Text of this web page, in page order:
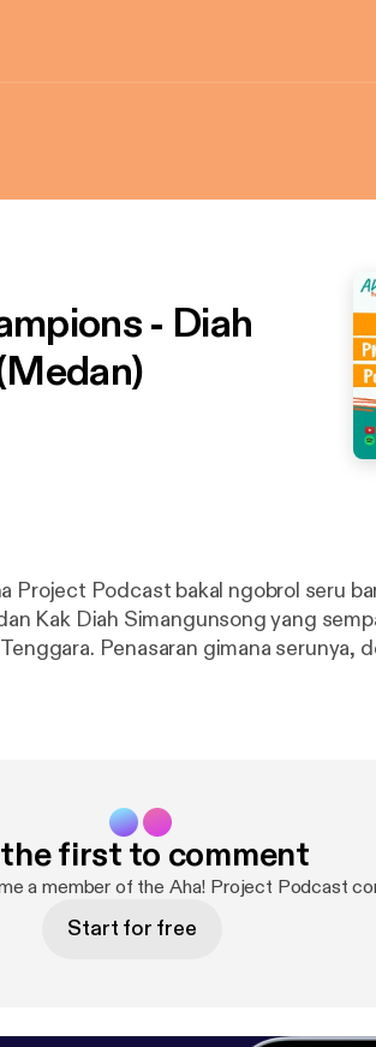
- Diah
Project Podcast bakal ngobrol seru
Kak Diah Simangunsong yang
Penasaran gimana serunya,
first to comment
a member of the Aha! Project Podcast
Start for free